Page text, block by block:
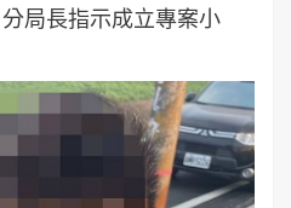
局長指示成立專案小